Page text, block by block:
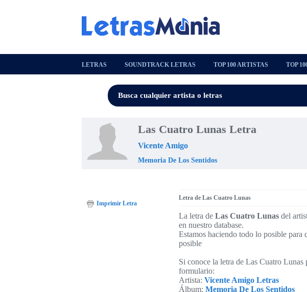
LETRAS SOUNDTRACK LETRAS TOP 100 ARTISTAS TOP
Las Cuatro Lunas Letra
Vicente Amigo
Memoria De Los Sentidos
Letra de Las Cuatro Lunas
La letra de Las Cuatro Lunas del
en nuestro database.
Estamos haciendo todo lo posible para
posible
Si conoce la letra de Las Cuatro
formulario:
Artista: Vicente Amigo Letras
Álbum: Memoria De Los Sentidos
Imprimir Letra